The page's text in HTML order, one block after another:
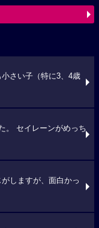
さい子（特に3、4歳
。 セイレーンがめっち
しますが、面白かっ